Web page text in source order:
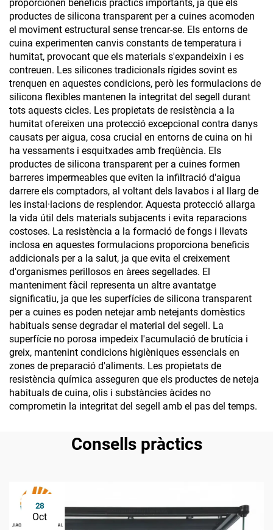
proporcionen beneficis pràctics importants, ja que els
productes de silicona transparent per a cuines acomoden
el moviment estructural sense trencar-se. Els entorns de
cuina experimenten canvis constants de temperatura i
humitat, provocant que els materials s'expandeixin i es
contreuen. Les silicones tradicionals rígides sovint es
trenquen en aquestes condicions, però les formulacions de
silicona flexibles mantenen la integritat del segell durant
tots aquests cicles. Les propietats de resistència a la
humitat ofereixen una protecció excepcional contra danys
causats per aigua, cosa crucial en entorns de cuina on hi
ha vessaments i esquitxades amb freqüència. Els
productes de silicona transparent per a cuines formen
barreres impermeables que eviten la infiltració d'aigua
darrere els comptadors, al voltant dels lavabos i al llarg de
les instal·lacions de resplendor. Aquesta protecció allarga
la vida útil dels materials subjacents i evita reparacions
costoses. La resistència a la formació de fongs i llevats
inclosa en aquestes formulacions proporciona beneficis
addicionals per a la salut, ja que evita el creixement
d'organismes perillosos en àrees segellades. El
manteniment fàcil representa un altre avantatge
significatiu, ja que les superfícies de silicona transparent
per a cuines es poden netejar amb netejants domèstics
habituals sense degradar el material del segell. La
superfície no porosa impedeix l'acumulació de brutícia i
greix, mantenint condicions higièniques essencials en
zones de preparació d'aliments. Les propietats de
resistència química asseguren que els productes de neteja
habituals de cuina, olis i substàncies àcides no
comprometin la integritat del segell amb el pas del temps.
Consells pràctics
28
Oct